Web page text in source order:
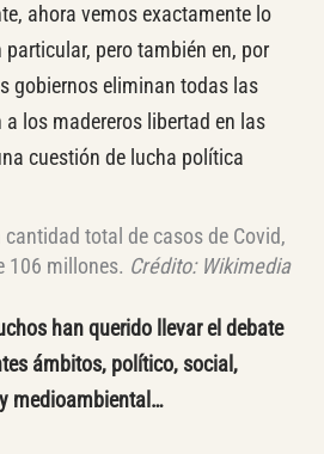
ahora vemos exactamente lo
pero también en, por
gobiernos eliminan todas las
los madereros libertad en las
cuestión de lucha política
total de casos de Covid,
106 millones. Crédito: Wikimedia
han querido llevar el debate
ámbitos, político, social,
medioambiental…